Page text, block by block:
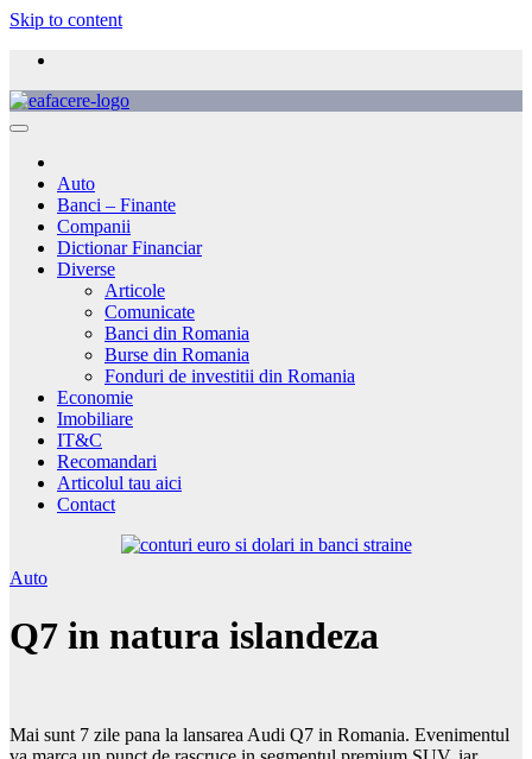
Skip to content
Auto
Banci – Finante
Companii
Dictionar Financiar
Diverse
Articole
Comunicate
Banci din Romania
Burse din Romania
Fonduri de investitii din Romania
Economie
Imobiliare
IT&C
Recomandari
Articolul tau aici
Contact
Auto
Q7 in natura islandeza
Mai sunt 7 zile pana la lansarea Audi Q7 in Romania. Evenimentul